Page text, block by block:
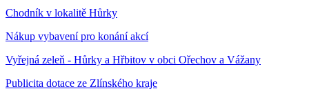
Chodník v lokalitě Hůrky
Nákup vybavení pro konání akcí
Vyřejná zeleň - Hůrky a Hřbitov v obci Ořechov a Vážany
Publicita dotace ze Zlínského kraje